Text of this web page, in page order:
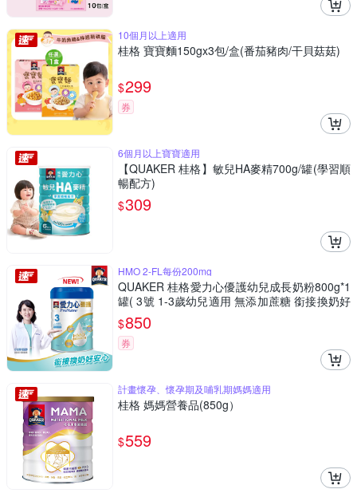
10個月以上適用
桂格 寶寶麵150gx3包/盒(番茄豬肉/干貝菇菇)
$299
券
6個月以上寶寶適用
【QUAKER 桂格】敏兒HA麥精700g/罐(學習順
暢配方)
$309
HMO 2-FL每份200mg
QUAKER 桂格愛力心優護幼兒成長奶粉800g*1
罐( 3號 1-3歲幼兒適用 無添加蔗糖 銜接換奶好
安心)
$850
券
計畫懷孕、懷孕期及哺乳期媽媽適用
桂格 媽媽營養品(850g）
$559